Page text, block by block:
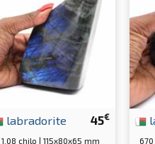
45€
labradorite
1.08 chilo | 115x80x65 mm